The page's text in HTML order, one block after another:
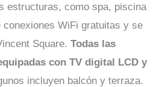
estructuras, como spa, piscina
WiFi gratuitas y se
Square. Todas las
con TV digital LCD y
incluyen balcón y terraza.